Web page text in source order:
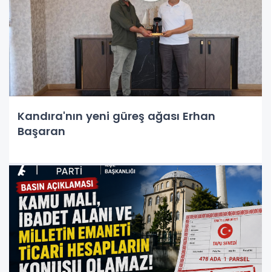
Kandıra'nın yeni güreş ağası Erhan
Başaran